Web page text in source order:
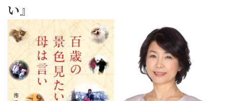
い』